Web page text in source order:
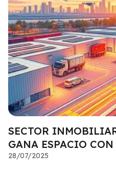
SECTOR
GANA ESPACIO CON
28/07/2025